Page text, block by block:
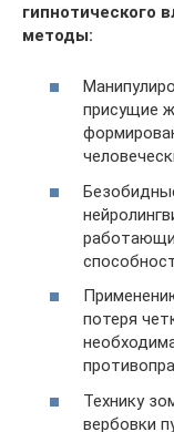
гипнотического
методы:
присущие
потеря
Технику
вербовки